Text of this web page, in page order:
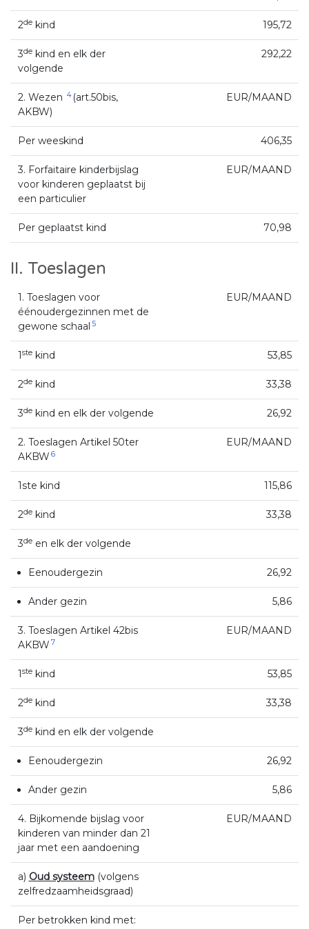
2dekind 195,72
3dekind en elk der
volgende
292,22
2. Wezen 4 (art.50bis,
AKBW)
EUR/MAAND
Per weeskind 406,35
3. Forfaitaire kinderbijslag
voor kinderen geplaatst bij
een particulier
EUR/MAAND
Per geplaatst kind 70,98
II. Toeslagen
1. Toeslagen voor
éénoudergezinnen met de
gewone schaal 5
EUR/MAAND
1stekind 53,85
2dekind 33,38
3dekind en elk der volgende 26,92
2. Toeslagen Artikel 50ter
AKBW 6
EUR/MAAND
1ste kind 115,86
2dekind 33,38
3deen elk der volgende
Eenoudergezin 26,92
Ander gezin 5,86
3. Toeslagen Artikel 42bis
AKBW 7
EUR/MAAND
1stekind 53,85
2dekind 33,38
3dekind en elk der volgende
Eenoudergezin 26,92
Ander gezin 5,86
4. Bijkomende bijslag voor
kinderen van minder dan 21
jaar met een aandoening
EUR/MAAND
a) Oud systeem(volgens
zelfredzaamheidsgraad)
Per betrokken kind met: